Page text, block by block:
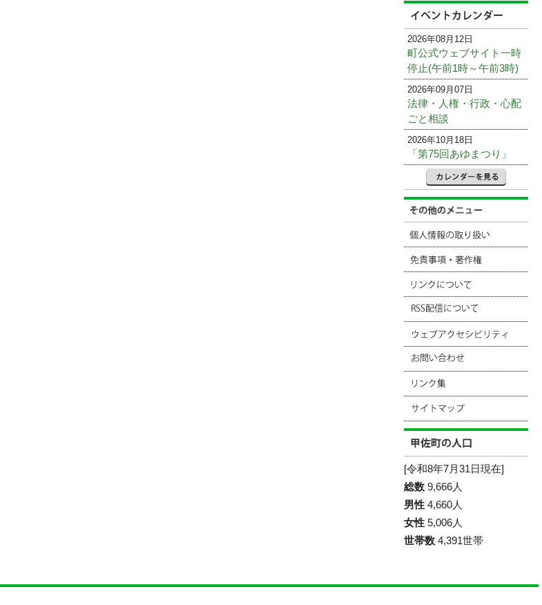
2026年08月12日
町公式ウェブサイト一時
停止(午前1時～午前3時)
2026年09月07日
法律・人権・行政・心配
ごと相談
2026年10月18日
「第75回あゆまつり」
[令和8年7月31日現在]
総数 9,666人
男性 4,660人
女性 5,006人
世帯数 4,391世帯